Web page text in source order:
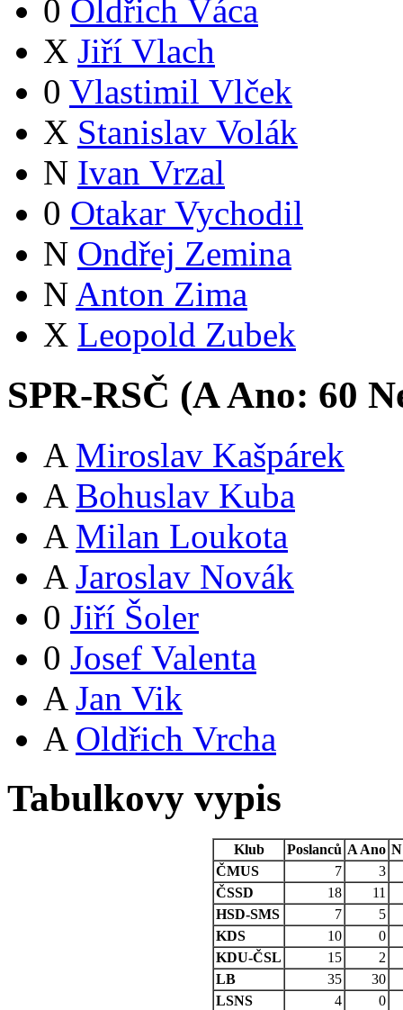
0 Oldřich Váca
X Jiří Vlach
0 Vlastimil Vlček
X Stanislav Volák
N Ivan Vrzal
0 Otakar Vychodil
N Ondřej Zemina
N Anton Zima
X Leopold Zubek
SPR-RSČ (AAno: 60
A Miroslav Kašpárek
A Bohuslav Kuba
A Milan Loukota
A Jaroslav Novák
0 Jiří Šoler
0 Josef Valenta
A Jan Vik
A Oldřich Vrcha
Tabulkovy vypis
Klub Poslanců A Ano N
ČMUS
7
3
ČSSD
18
11
HSD-SMS
7
5
KDS
10
0
KDU-ČSL
15
2
LB
35
30
LSNS
4
0